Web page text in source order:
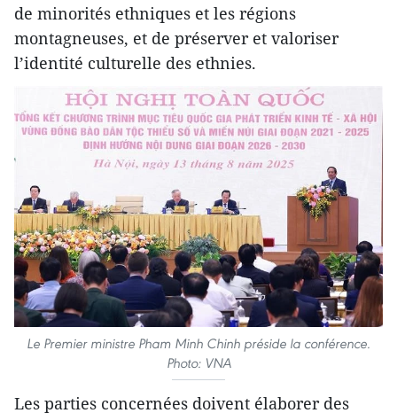
de minorités ethniques et les régions
montagneuses, et de préserver et valoriser
l’identité culturelle des ethnies.
Le Premier ministre Pham Minh Chinh préside la conférence.
Photo: VNA
Les parties concernées doivent élaborer des